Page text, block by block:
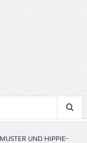
UND HIPPIE-